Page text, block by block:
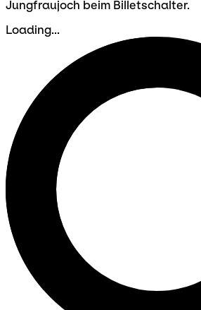
Jungfraujoch beim Billetschalter.
Loading...